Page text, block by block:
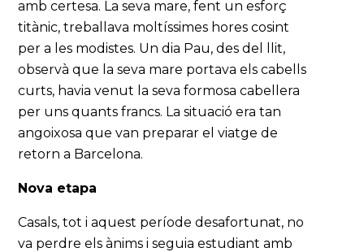
amb certesa. La seva mare, fent un esforç
titànic, treballava moltíssimes hores cosint
per a les modistes. Un dia Pau, des del llit,
observà que la seva mare portava els cabells
curts, havia venut la seva formosa cabellera
per uns quants francs. La situació era tan
angoixosa que van preparar el viatge de
retorn a Barcelona.
Nova etapa
Casals, tot i aquest període desafortunat, no
va perdre els ànims i seguia estudiant amb